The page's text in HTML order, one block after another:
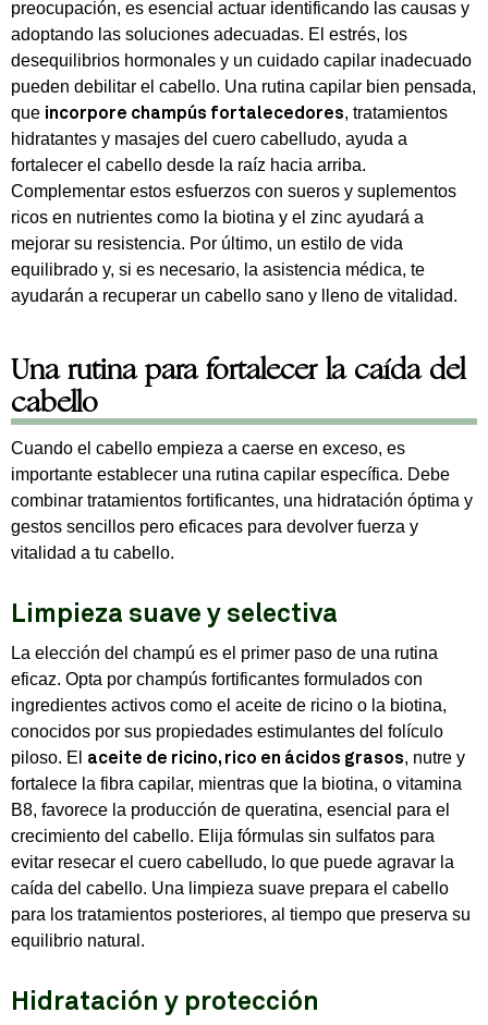
preocupación, es esencial actuar identificando las causas y
adoptando las soluciones adecuadas. El estrés, los
desequilibrios hormonales y un cuidado capilar inadecuado
pueden debilitar el cabello. Una rutina capilar bien pensada,
que incorpore champús fortalecedores, tratamientos
hidratantes y masajes del cuero cabelludo, ayuda a
fortalecer el cabello desde la raíz hacia arriba.
Complementar estos esfuerzos con sueros y suplementos
ricos en nutrientes como la biotina y el zinc ayudará a
mejorar su resistencia. Por último, un estilo de vida
equilibrado y, si es necesario, la asistencia médica, te
ayudarán a recuperar un cabello sano y lleno de vitalidad.
Una rutina para fortalecer la caída del
cabello
Cuando el cabello empieza a caerse en exceso, es
importante establecer una rutina capilar específica. Debe
combinar tratamientos fortificantes, una hidratación óptima y
gestos sencillos pero eficaces para devolver fuerza y
vitalidad a tu cabello.
Limpieza suave y selectiva
La elección del champú es el primer paso de una rutina
eficaz. Opta por champús fortificantes formulados con
ingredientes activos como el aceite de ricino o la biotina,
conocidos por sus propiedades estimulantes del folículo
piloso. El aceite de ricino, rico en ácidos grasos, nutre y
fortalece la fibra capilar, mientras que la biotina, o vitamina
B8, favorece la producción de queratina, esencial para el
crecimiento del cabello. Elija fórmulas sin sulfatos para
evitar resecar el cuero cabelludo, lo que puede agravar la
caída del cabello. Una limpieza suave prepara el cabello
para los tratamientos posteriores, al tiempo que preserva su
equilibrio natural.
Hidratación y protección